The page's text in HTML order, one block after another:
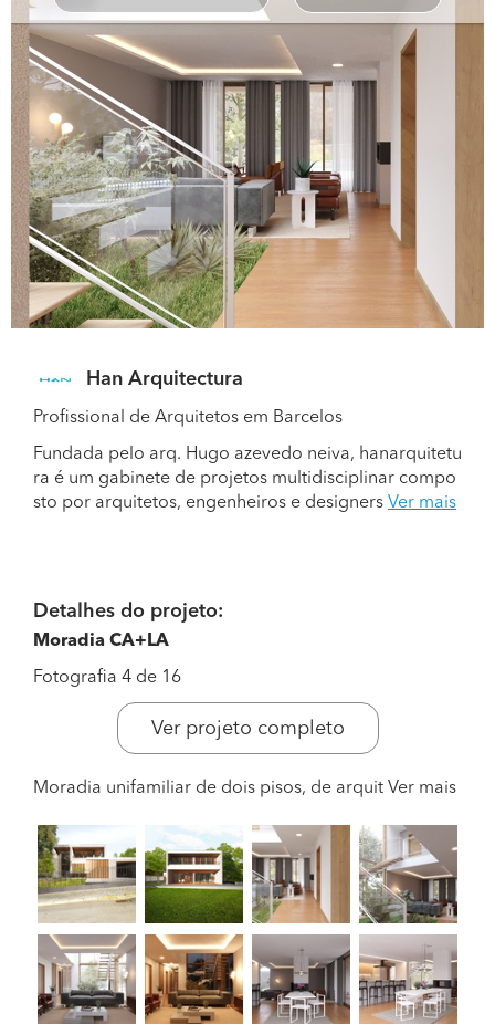
Han Arquitectura
Profissional de Arquitetos em Barcelos
Fundada pelo arq. Hugo azevedo neiva, hanarquitetu
ra é um gabinete de projetos multidisciplinar compo
sto por arquitetos, engenheiros e designers Ver mais
Detalhes do projeto:
Moradia CA+LA
Fotografia 4 de 16
Ver projeto completo
Moradia unifamiliar de dois pisos, de arquit Ver mais